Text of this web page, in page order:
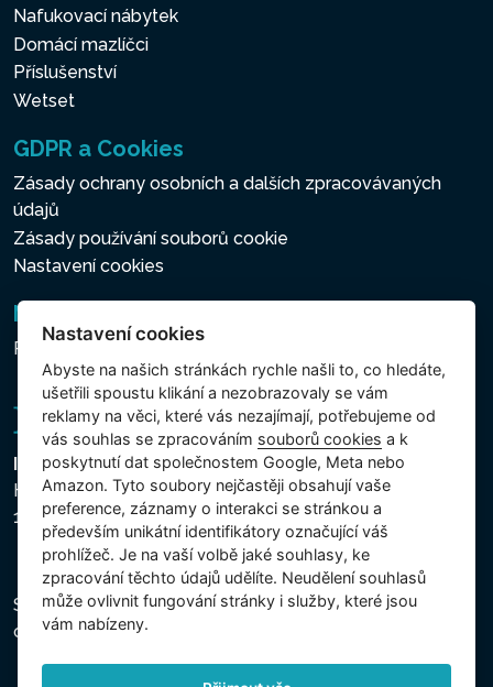
Nafukovací nábytek
Domácí mazlíčci
Příslušenství
Wetset
GDPR a Cookies
Zásady ochrany osobních a dalších zpracovávaných
údajů
Zásady používání souborů cookie
Nastavení cookies
Newsletter
Přihlášení k odběru novinek
Intex Trading, s.r.o.
Hradecká 2526/3
130 00 Praha 3 - Česká republika
Společnost je zapsána u Městského soudu v Praze,
oddíl C, vložka 74759, IČ 26150808, DIČ CZ26150808.
Nastavení cookies
Abyste na našich stránkách rychle našli to, co hledáte,
ušetřili spoustu klikání a nezobrazovaly se vám
reklamy na věci, které vás nezajímají, potřebujeme od
vás souhlas se zpracováním souborů cookies a k
poskytnutí dat společnostem Google, Meta nebo
Amazon. Tyto soubory nejčastěji obsahují vaše
preference, záznamy o interakci se stránkou a
především unikátní identifikátory označující váš
prohlížeč. Je na vaší volbě jaké souhlasy, ke
zpracování těchto údajů udělíte. Neudělení souhlasů
může ovlivnit fungování stránky i služby, které jsou
vám nabízeny.